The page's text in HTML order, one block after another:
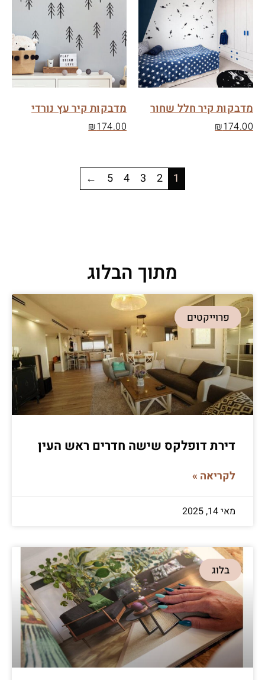
מדבקות קיר חלל שחור
₪174.00
מדבקות קיר עץ נורדי
₪174.00
1
2
3
4
5
←
מתוך הבלוג
פרוייקטים
דירת דופלקס שישה חדרים ראש העין
לקריאה »
מאי 14, 2025
בלוג